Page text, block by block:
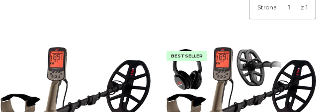
Strona z 1
BESTSELLER